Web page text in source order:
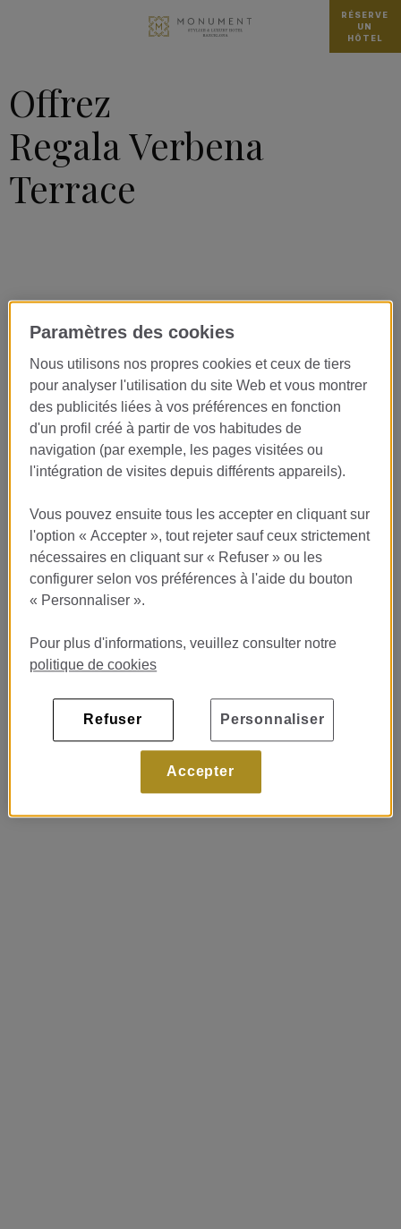
RÉSERVE
UN
HÔTEL
Offrez
Regala Verbena
Terrace
Paramètres des cookies
Nous utilisons nos propres cookies et ceux de tiers
pour analyser l'utilisation du site Web et vous montrer
des publicités liées à vos préférences en fonction
d'un profil créé à partir de vos habitudes de
navigation (par exemple, les pages visitées ou
l'intégration de visites depuis différents appareils).
Vous pouvez ensuite tous les accepter en cliquant sur
l'option « Accepter », tout rejeter sauf ceux strictement
nécessaires en cliquant sur « Refuser » ou les
configurer selon vos préférences à l'aide du bouton
« Personnaliser ».
Pour plus d'informations, veuillez consulter notre
politique de cookies
Refuser
Accepter
Personnaliser